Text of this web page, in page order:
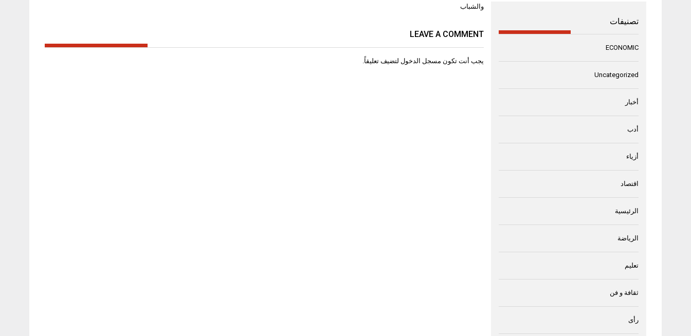
المقالات
والشباب
LEAVE A COMMENT
يجب أنت تكون مسجل الدخول لتضيف تعليقاً.
تصنيفات
ECONOMIC
Uncategorized
أخبار
أدب
أزياء
اقتصاد
الرئيسية
الرياضة
تعليم
ثقافة و فن
رأى